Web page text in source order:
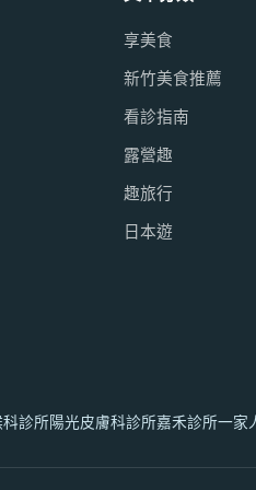
享美食
新竹美食推薦
看診指南
露營趣
趣旅行
日本遊
診所陽光皮膚科診所嘉禾診所一家